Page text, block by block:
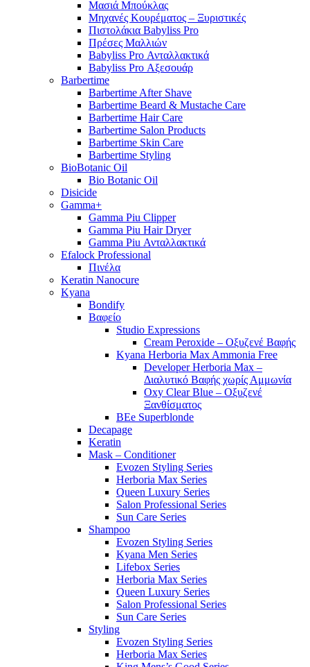
Μασιά Μπούκλας
Μηχανές Κουρέματος – Ξυριστικές
Πιστολάκια Babyliss Pro
Πρέσες Μαλλιών
Babyliss Pro Ανταλλακτικά
Babyliss Pro Αξεσουάρ
Barbertime
Barbertime After Shave
Barbertime Beard & Mustache Care
Barbertime Hair Care
Barbertime Salon Products
Barbertime Skin Care
Barbertime Styling
BioBotanic Oil
Bio Botanic Oil
Disicide
Gamma+
Gamma Piu Clipper
Gamma Piu Hair Dryer
Gamma Piu Ανταλλακτικά
Efalock Professional
Πινέλα
Keratin Nanocure
Kyana
Bondify
Βαφείο
Studio Expressions
Cream Peroxide – Οξυζενέ Βαφής
Kyana Herboria Max Ammonia Free
Developer Herboria Max –
Διαλυτικό Βαφής χωρίς Αμμωνία
Oxy Clear Blue – Οξυζενέ
Ξανθίσματος
BEe Superblonde
Decapage
Keratin
Mask – Conditioner
Evozen Styling Series
Herboria Max Series
Queen Luxury Series
Salon Professional Series
Sun Care Series
Shampoo
Evozen Styling Series
Kyana Men Series
Lifebox Series
Herboria Max Series
Queen Luxury Series
Salon Professional Series
Sun Care Series
Styling
Evozen Styling Series
Herboria Max Series